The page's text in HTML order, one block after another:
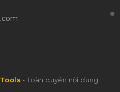
- Toàn quyền nội dung